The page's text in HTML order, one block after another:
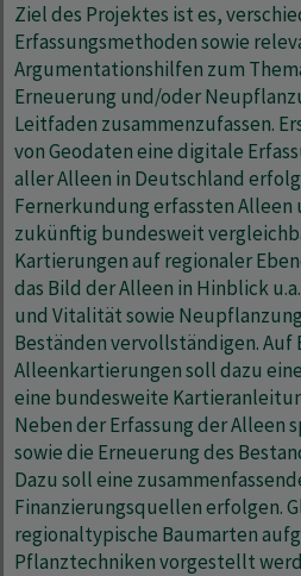
Ziel des Projektes ist es,
Erfassungsmethoden sowie
Argumentationshilfen zum
Erneuerung und/oder
Leitfaden zusammenzufassen.
von Geodaten eine digitale
aller Alleen in Deutschland
Fernerkundung erfassten
zukünftig bundesweit
Kartierungen auf regionaler
das Bild der Alleen in Hinblick
und Vitalität sowie
Beständen vervollständigen. Auf
Alleenkartierungen soll dazu
eine bundesweite
Neben der Erfassung der Alleen
sowie die Erneuerung des
Dazu soll eine
Finanzierungsquellen erfolgen.
regionaltypische Baumarten
Pflanztechniken vorgestellt